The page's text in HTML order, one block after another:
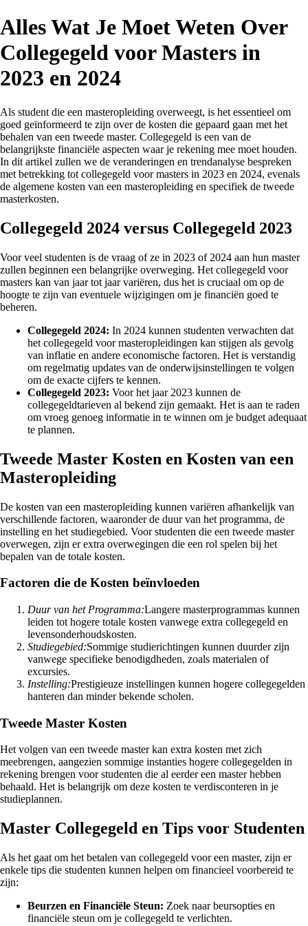
Alles Wat Je Moet Weten Over
Collegegeld voor Masters in
2023 en 2024
Als student die een masteropleiding overweegt, is het essentieel om
goed geïnformeerd te zijn over de kosten die gepaard gaan met het
behalen van een tweede master. Collegegeld is een van de
belangrijkste financiële aspecten waar je rekening mee moet houden.
In dit artikel zullen we de veranderingen en trendanalyse bespreken
met betrekking tot collegegeld voor masters in 2023 en 2024, evenals
de algemene kosten van een masteropleiding en specifiek de tweede
masterkosten.
Collegegeld 2024 versus Collegegeld 2023
Voor veel studenten is de vraag of ze in 2023 of 2024 aan hun master
zullen beginnen een belangrijke overweging. Het collegegeld voor
masters kan van jaar tot jaar variëren, dus het is cruciaal om op de
hoogte te zijn van eventuele wijzigingen om je financiën goed te
beheren.
Collegegeld 2024: In 2024 kunnen studenten verwachten dat
het collegegeld voor masteropleidingen kan stijgen als gevolg
van inflatie en andere economische factoren. Het is verstandig
om regelmatig updates van de onderwijsinstellingen te volgen
om de exacte cijfers te kennen.
Collegegeld 2023: Voor het jaar 2023 kunnen de
collegegeldtarieven al bekend zijn gemaakt. Het is aan te raden
om vroeg genoeg informatie in te winnen om je budget adequaat
te plannen.
Tweede Master Kosten en Kosten van een
Masteropleiding
De kosten van een masteropleiding kunnen variëren afhankelijk van
verschillende factoren, waaronder de duur van het programma, de
instelling en het studiegebied. Voor studenten die een tweede master
overwegen, zijn er extra overwegingen die een rol spelen bij het
bepalen van de totale kosten.
Factoren die de Kosten beïnvloeden
Duur van het Programma:Langere masterprogrammas kunnen
leiden tot hogere totale kosten vanwege extra collegegeld en
levensonderhoudskosten.
Studiegebied:Sommige studierichtingen kunnen duurder zijn
vanwege specifieke benodigdheden, zoals materialen of
excursies.
Instelling:Prestigieuze instellingen kunnen hogere collegegelden
hanteren dan minder bekende scholen.
Tweede Master Kosten
Het volgen van een tweede master kan extra kosten met zich
meebrengen, aangezien sommige instanties hogere collegegelden in
rekening brengen voor studenten die al eerder een master hebben
behaald. Het is belangrijk om deze kosten te verdisconteren in je
studieplannen.
Master Collegegeld en Tips voor Studenten
Als het gaat om het betalen van collegegeld voor een master, zijn er
enkele tips die studenten kunnen helpen om financieel voorbereid te
zijn:
Beurzen en Financiële Steun: Zoek naar beursopties en
financiële steun om je collegegeld te verlichten.